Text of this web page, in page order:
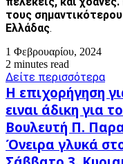
τους
Ελλάδας.
1 Φεβρουαρίου, 2024
2 minutes read
Δείτε περισσότερα
Η
επιχορήγηση
για
νέες
Τουριστικές
μονάδες
Η επιχορήγηση
ειναι άδικη για
Βουλευτή Π.
Όνειρα
γλυκά
Όνειρα γλυκά